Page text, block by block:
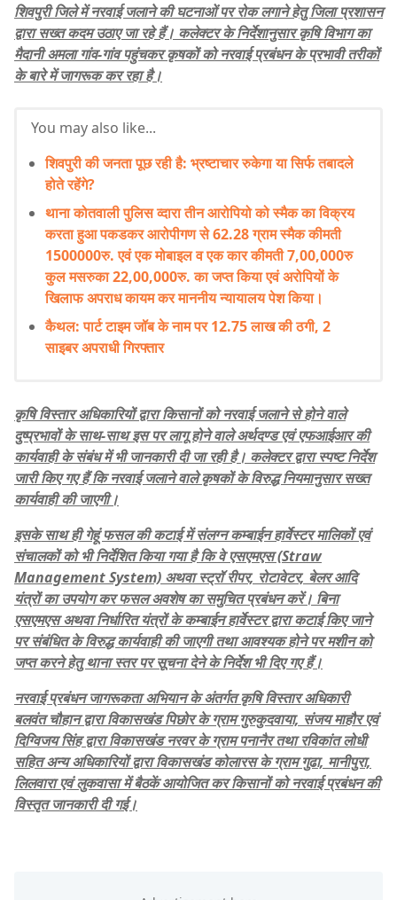
शिवपुरी जिले में नरवाई जलाने की घटनाओं पर रोक लगाने हेतु जिला प्रशासन
द्वारा सख्त कदम उठाए जा रहे हैं। कलेक्टर के निर्देशानुसार कृषि विभाग का
मैदानी अमला गांव-गांव पहुंचकर कृषकों को नरवाई प्रबंधन के प्रभावी तरीकों
के बारे में जागरूक कर रहा है।
You may also like...
शिवपुरी की जनता पूछ रही है: भ्रष्टाचार रुकेगा या सिर्फ तबादले
होते रहेंगे?
थाना कोतवाली पुलिस व्दारा तीन आरोपियो को स्मैक का विक्रय
करता हुआ पकडकर आरोपीगण से 62.28 ग्राम स्मैक कीमती
1500000रु. एवं एक मोबाइल व एक कार कीमती 7,00,000रु
कुल मसरुका 22,00,000रु. का जप्त किया एवं अरोपियों के
खिलाफ अपराध कायम कर माननीय न्यायालय पेश किया।
कैथल: पार्ट टाइम जॉब के नाम पर 12.75 लाख की ठगी, 2
साइबर अपराधी गिरफ्तार
कृषि विस्तार अधिकारियों द्वारा किसानों को नरवाई जलाने से होने वाले
दुष्प्रभावों के साथ-साथ इस पर लागू होने वाले अर्थदण्ड एवं एफआईआर की
कार्यवाही के संबंध में भी जानकारी दी जा रही है। कलेक्टर द्वारा स्पष्ट निर्देश
जारी किए गए हैं कि नरवाई जलाने वाले कृषकों के विरुद्ध नियमानुसार सख्त
कार्यवाही की जाएगी।
इसके साथ ही गेहूं फसल की कटाई में संलग्न कम्बाईन हार्वेस्टर मालिकों एवं
संचालकों को भी निर्देशित किया गया है कि वे एसएमएस (Straw
Management System) अथवा स्ट्रॉ रीपर, रोटावेटर, बेलर आदि
यंत्रों का उपयोग कर फसल अवशेष का समुचित प्रबंधन करें। बिना
एसएमएस अथवा निर्धारित यंत्रों के कम्बाईन हार्वेस्टर द्वारा कटाई किए जाने
पर संबंधित के विरुद्ध कार्यवाही की जाएगी तथा आवश्यक होने पर मशीन को
जप्त करने हेतु थाना स्तर पर सूचना देने के निर्देश भी दिए गए हैं।
नरवाई प्रबंधन जागरूकता अभियान के अंतर्गत कृषि विस्तार अधिकारी
बलवंत चौहान द्वारा विकासखंड पिछोर के ग्राम गुरुकुदवाया, संजय माहौर एवं
दिग्विजय सिंह द्वारा विकासखंड नरवर के ग्राम पनानैर तथा रविकांत लोधी
सहित अन्य अधिकारियों द्वारा विकासखंड कोलारस के ग्राम गुढा, मानीपुरा,
लिलवारा एवं लुकवासा में बैठकें आयोजित कर किसानों को नरवाई प्रबंधन की
विस्तृत जानकारी दी गई।